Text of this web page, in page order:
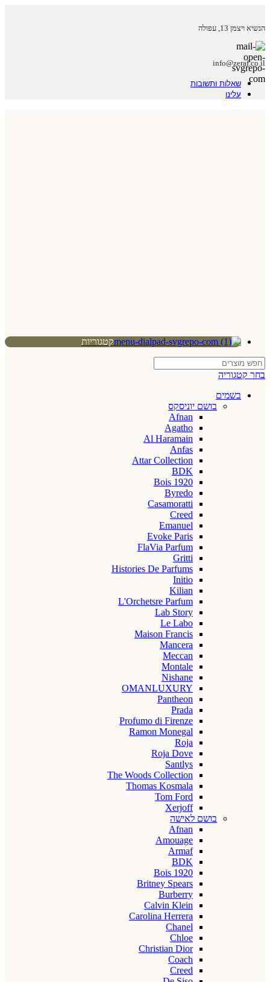
הנשיא ויצמן 13, עפולה
info@zeraf.co.il
שאלות ותשובות
עלינו
קטגוריות
בחר קטגוריה
בשמים
בושם יוניסקס
Afnan
Agatho
Al Haramain
Anfas
Attar Collection
BDK
Bois 1920
Byredo
Casamoratti
Creed
Emanuel
Evoke Paris
FlaVia Parfum
Gritti
Histories De Parfums
Initio
Kilian
L'Orchetsre Parfum
Lab Story
Le Labo
Maison Francis
Mancera
Meccan
Montale
Nishane
OMANLUXURY
Pantheon
Prada
Profumo di Firenze
Ramon Monegal
Roja
Roja Dove
Santlys
The Woods Collection
Thomas Kosmala
Tom Ford
Xerjoff
בושם לאישה
Afnan
Amouage
Armaf
BDK
Bois 1920
Britney Spears
Burberry
Calvin Klein
Carolina Herrera
Chanel
Chloe
Christian Dior
Coach
Creed